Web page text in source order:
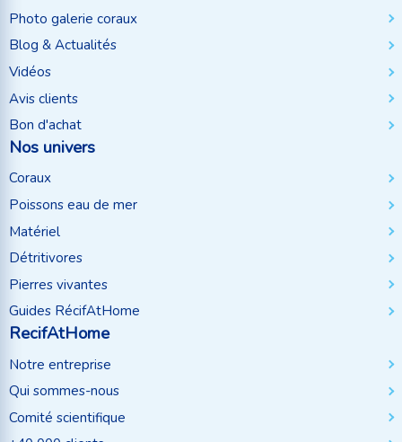
Photo galerie coraux
Blog & Actualités
Vidéos
Avis clients
Bon d'achat
Nos univers
Coraux
Poissons eau de mer
Matériel
Détritivores
Pierres vivantes
Guides RécifAtHome
RecifAtHome
Notre entreprise
Qui sommes-nous
Comité scientifique